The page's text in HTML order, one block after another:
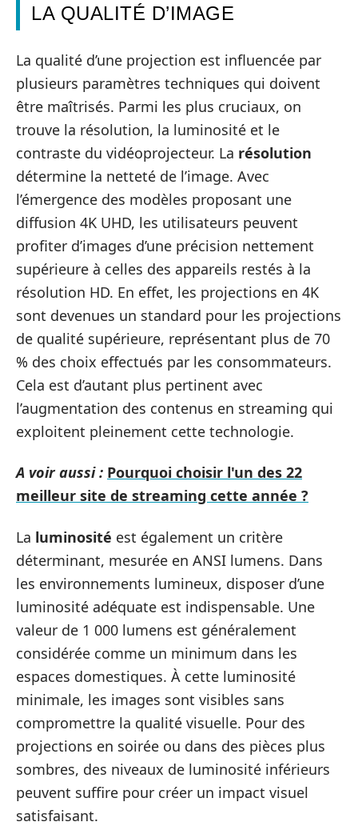
LA QUALITÉ D’IMAGE
La qualité d’une projection est influencée par
plusieurs paramètres techniques qui doivent
être maîtrisés. Parmi les plus cruciaux, on
trouve la résolution, la luminosité et le
contraste du vidéoprojecteur. La résolution
détermine la netteté de l’image. Avec
l’émergence des modèles proposant une
diffusion 4K UHD, les utilisateurs peuvent
profiter d’images d’une précision nettement
supérieure à celles des appareils restés à la
résolution HD. En effet, les projections en 4K
sont devenues un standard pour les projections
de qualité supérieure, représentant plus de 70
% des choix effectués par les consommateurs.
Cela est d’autant plus pertinent avec
l’augmentation des contenus en streaming qui
exploitent pleinement cette technologie.
A voir aussi : Pourquoi choisir l'un des 22
meilleur site de streaming cette année ?
La luminosité est également un critère
déterminant, mesurée en ANSI lumens. Dans
les environnements lumineux, disposer d’une
luminosité adéquate est indispensable. Une
valeur de 1 000 lumens est généralement
considérée comme un minimum dans les
espaces domestiques. À cette luminosité
minimale, les images sont visibles sans
compromettre la qualité visuelle. Pour des
projections en soirée ou dans des pièces plus
sombres, des niveaux de luminosité inférieurs
peuvent suffire pour créer un impact visuel
satisfaisant.